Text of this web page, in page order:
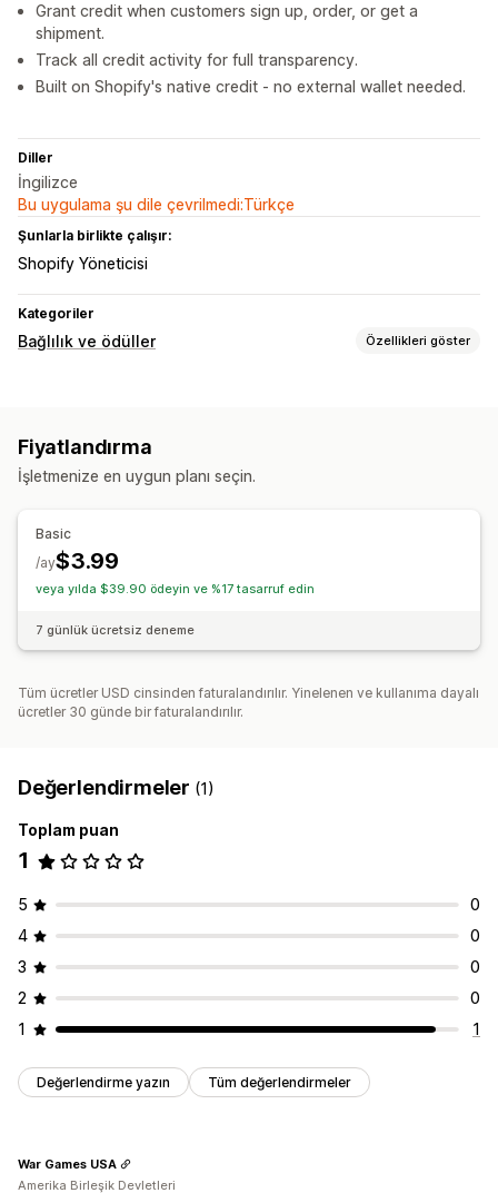
Grant credit when customers sign up, order, or get a
shipment.
Track all credit activity for full transparency.
Built on Shopify's native credit - no external wallet needed.
Diller
İngilizce
Bu uygulama şu dile çevrilmedi:Türkçe
Şunlarla birlikte çalışır:
Shopify Yöneticisi
Kategoriler
Bağlılık ve ödüller Özellikleri göster
Fiyatlandırma
İşletmenize en uygun planı seçin.
Basic
$3.99
/ay
veya yılda $39.90 ödeyin ve %17 tasarruf edin
7 günlük ücretsiz deneme
Tüm ücretler USD cinsinden faturalandırılır. Yinelenen ve kullanıma dayalı
ücretler 30 günde bir faturalandırılır.
Değerlendirmeler (1)
Toplam puan
1
5
0
4
0
3
0
2
0
1
1
Değerlendirme yazın Tüm değerlendirmeler
War Games USA
Amerika Birleşik Devletleri